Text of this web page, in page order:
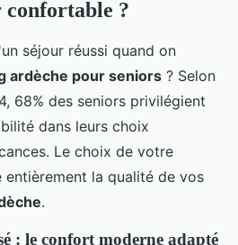
confortable ?
séjour réussi quand on
ardèche pour seniors ? Selon
68% des seniors privilégient
dans leurs choix
Le choix de votre
la qualité de vos
.
: le confort moderne adapté